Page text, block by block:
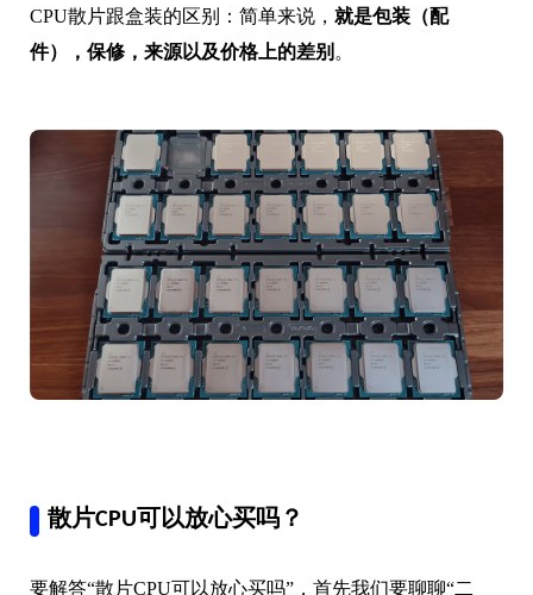
CPU散片跟盒装的区别：简单来说， 就是包装（配
件），保修，来源以及价格上的差别 。
散片CPU可以放心买吗？
要解答“散片CPU可以放心买吗”，首先我们要聊聊“二